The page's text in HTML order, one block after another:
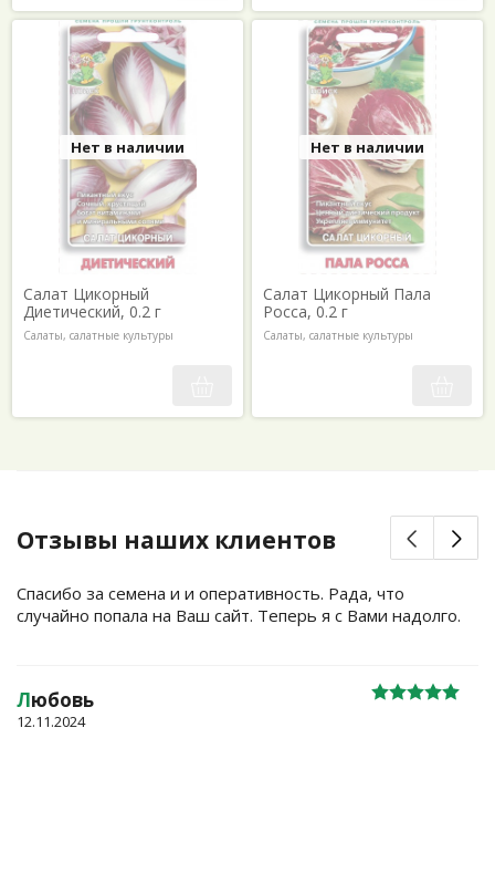
Нет в наличии
Салат Цикорный
Диетический, 0.2 г
Салаты, салатные культуры
Нет в наличии
Салат Цикорный Пала
Росса, 0.2 г
Салаты, салатные культуры
Отзывы наших клиентов
Спасибо за семена и и оперативность. Рада, что
случайно попала на Ваш сайт. Теперь я с Вами надолго.
Любовь
12.11.2024